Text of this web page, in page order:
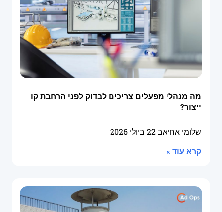
מה מנהלי מפעלים צריכים לבדוק לפני הרחבת קו
ייצור?
שלומי אחיאב22 ביולי 2026
קרא עוד »